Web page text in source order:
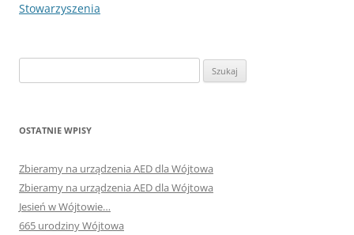
wpisu
Stowarzyszenia
OSTATNIE WPISY
Zbieramy na urządzenia AED dla Wójtowa
Zbieramy na urządzenia AED dla Wójtowa
Jesień w Wójtowie…
665 urodziny Wójtowa